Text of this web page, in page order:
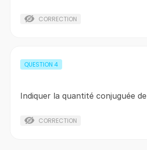
CORRECTION
QUESTION 4
Indiquer la quantité conjuguée de
CORRECTION